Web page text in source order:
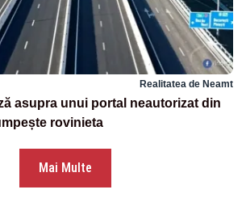
Realitatea de Neamt
asupra unui portal neautorizat din
rovinieta
Mai Multe